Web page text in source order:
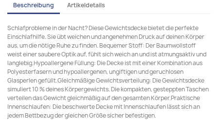
Beschreibung Artikeldetails
Schlafprobleme in der Nacht? Diese Gewichtsdecke bietet die perfekte
Einschlafhilfe. Sie übt weichen und angenehmen Druck auf deinen Körper
aus, um die nötige Ruhe zu finden. Bequemer Stoff: Der Baumwollstoff
weist einer saubere Optik auf, fühlt sich weich an und ist atmungsaktiv und
langlebig.Hypoallergene Füllung: Die Decke ist mit einer Kombination aus
Polyesterfasern und hypoallergenen, ungiftigen und geruchlosen
Glasperlen gefüllt.Gleichmäßige Gewichtsverteilung: Die Gewichtsdecke
simuliert 10 % deines Körpergewichts. Die kompakten, gesteppten Taschen
verteilen das Gewicht gleichmäßig auf den gesamten Körper.Praktische
Innenschlaufen: Die beschwerte Decke mit Innenschlaufen lässt sich an
jedem Bettbezug der gleichen Größe sicher befestigen.